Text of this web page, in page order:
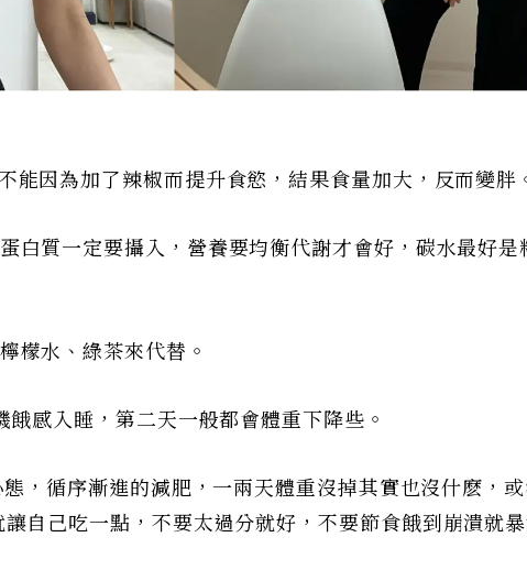
能因為加了辣椒而提升食慾，結果食量加大，反而變胖
白質一定要攝入，營養要均衡代謝才會好，碳水最好是
檬水、綠茶來代替。
餓感入睡，第二天一般都會體重下降些。
，循序漸進的減肥，一兩天體重沒掉其實也沒什麽，
自己吃一點，不要太過分就好，不要節食餓到崩潰就